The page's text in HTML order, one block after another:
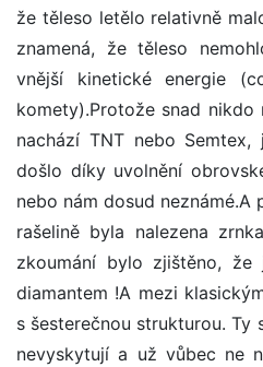
že těleso letělo relativně
znamená, že těleso
vnější kinetické energie
komety).Protože snad
nachází TNT nebo
došlo díky uvolnění
nebo nám dosud neznámé.A
rašelině byla nalezena
zkoumání bylo zjištěno,
diamantem !A mezi
s šesterečnou strukturou. Ty
nevyskytují a už vůbec ne